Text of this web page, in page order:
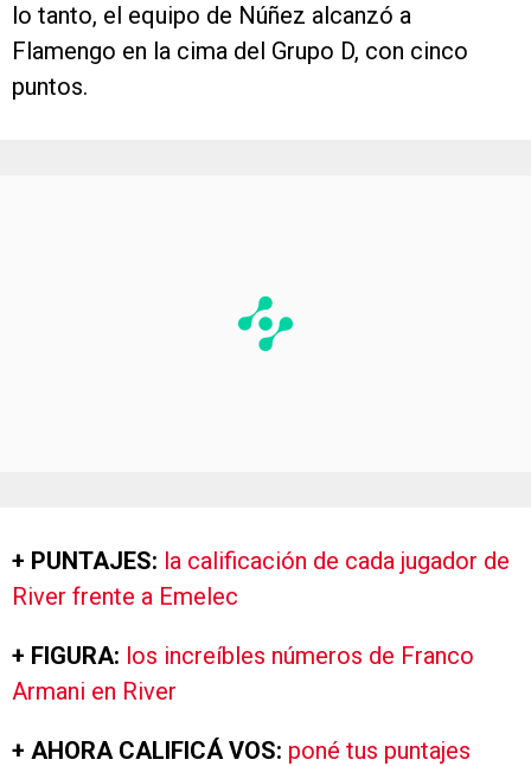
lo tanto, el equipo de Núñez alcanzó a
Flamengo en la cima del Grupo D, con cinco
puntos.
+ PUNTAJES: la calificación de cada jugador de
River frente a Emelec
+ FIGURA: los increíbles números de Franco
Armani en River
+ AHORA CALIFICÁ VOS: poné tus puntajes